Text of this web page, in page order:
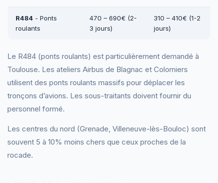
R484 - Ponts
roulants
470 – 690€ (2-
3 jours)
310 – 410€ (1-2
jours)
Le R484 (ponts roulants) est particulièrement demandé à
Toulouse. Les ateliers Airbus de Blagnac et Colomiers
utilisent des ponts roulants massifs pour déplacer les
tronçons d’avions. Les sous-traitants doivent fournir du
personnel formé.
Les centres du nord (Grenade, Villeneuve-lès-Bouloc) sont
souvent 5 à 10% moins chers que ceux proches de la
rocade.